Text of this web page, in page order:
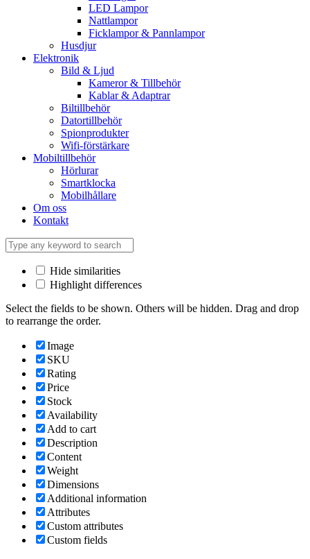
LED Lampor
Nattlampor
Ficklampor & Pannlampor
Husdjur
Elektronik
Bild & Ljud
Kameror & Tillbehör
Kablar & Adaptrar
Biltillbehör
Datortillbehör
Spionprodukter
Wifi-förstärkare
Mobiltillbehör
Hörlurar
Smartklocka
Mobilhållare
Om oss
Kontakt
Hide similarities
Highlight differences
Select the fields to be shown. Others will be hidden. Drag and drop
to rearrange the order.
Image
SKU
Rating
Price
Stock
Availability
Add to cart
Description
Content
Weight
Dimensions
Additional information
Attributes
Custom attributes
Custom fields